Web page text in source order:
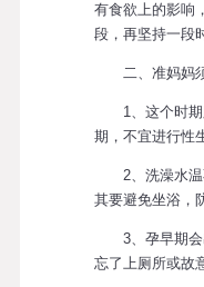
有食欲上的影响
段，再坚持一段
二、准妈妈
1、这个时期
期，不宜进行性
2、洗澡水温
其要避免坐浴，
3、孕早期会
忘了上厕所或故